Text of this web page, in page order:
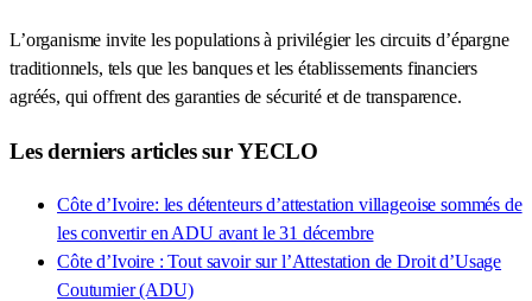
L’organisme invite les populations à privilégier les circuits d’épargne
traditionnels, tels que les banques et les établissements financiers
agréés, qui offrent des garanties de sécurité et de transparence.
Les derniers articles sur YECLO
Côte d’Ivoire: les détenteurs d’attestation villageoise sommés de
les convertir en ADU avant le 31 décembre
Côte d’Ivoire : Tout savoir sur l’Attestation de Droit d’Usage
Coutumier (ADU)